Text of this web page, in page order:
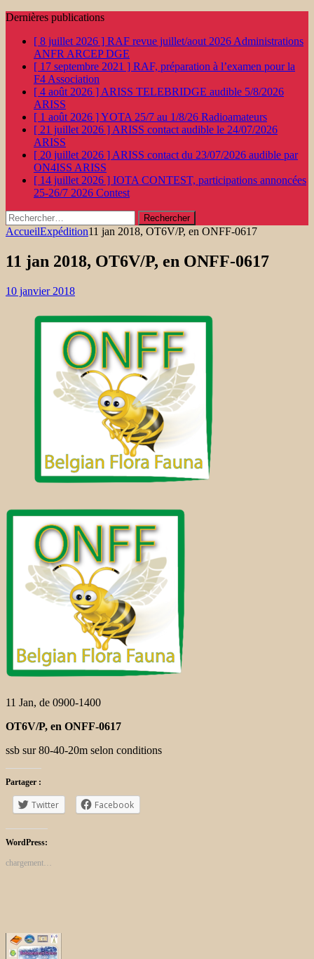
Dernières publications
[ 8 juillet 2026 ] RAF revue juillet/aout 2026 Administrations
ANFR ARCEP DGE
[ 17 septembre 2021 ] RAF, préparation à l’examen pour la
F4 Association
[ 4 août 2026 ] ARISS TELEBRIDGE audible 5/8/2026
ARISS
[ 1 août 2026 ]YOTA 25/7 au 1/8/26 Radioamateurs
[ 21 juillet 2026 ] ARISS contact audible le 24/07/2026
ARISS
[ 20 juillet 2026 ] ARISS contact du 23/07/2026 audible par
ON4ISS ARISS
[ 14 juillet 2026 ] IOTA CONTEST, participations annoncées
25-26/7 2026 Contest
Rechercher :
AccueilExpédition11 jan 2018, OT6V/P, en ONFF-0617
11 jan 2018, OT6V/P, en ONFF-0617
10 janvier 2018
11 Jan, de 0900-1400
OT6V/P, en ONFF-0617
ssb sur 80-40-20m selon conditions
Partager :
Twitter Facebook
WordPress:
chargement…